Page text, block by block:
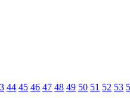
44 45 46 47 48 49 50 51 52 53